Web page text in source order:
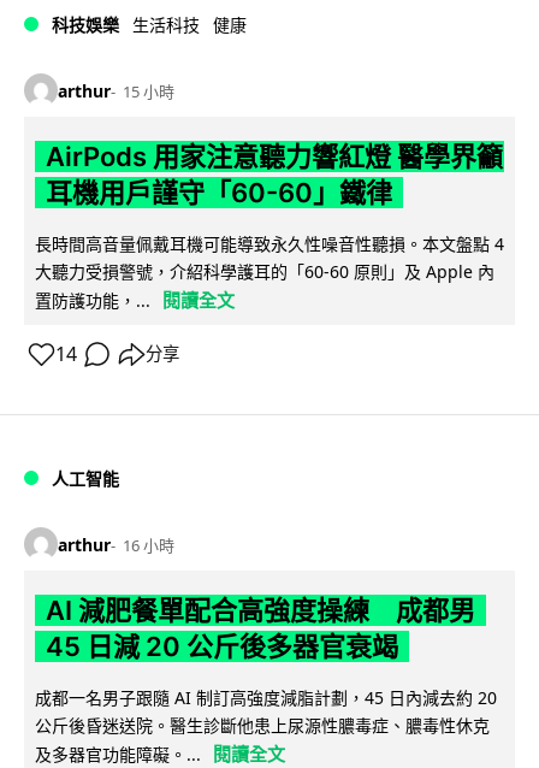
科技娛樂 生活科技 健康
arthur 15 小時
AirPods 用家注意聽力響紅燈 醫學界籲
耳機用戶謹守「60-60」鐵律
長時間高音量佩戴耳機可能導致永久性噪音性聽損。本文盤點 4
大聽力受損警號，介紹科學護耳的「60-60 原則」及 Apple 內
置防護功能，...
閱讀全文
14 分享
人工智能
arthur 16 小時
AI 減肥餐單配合高強度操練 成都男
45 日減 20 公斤後多器官衰竭
成都一名男子跟隨 AI 制訂高強度減脂計劃，45 日內減去約 20
公斤後昏迷送院。醫生診斷他患上尿源性膿毒症、膿毒性休克
及多器官功能障礙。...
閱讀全文